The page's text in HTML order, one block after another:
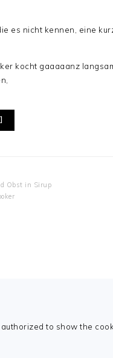
es nicht kennen, eine
kocht gaaaaanz
Obst in Sirup
authorized to show the